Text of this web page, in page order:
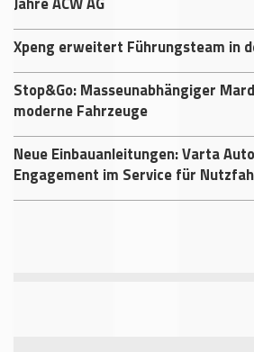
Xpeng erweitert Führungsteam in
Stop&Go: Masseunabhängiger
moderne Fahrzeuge
Neue Einbauanleitungen: Varta
Engagement im Service für